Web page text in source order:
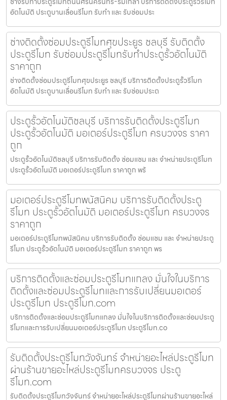
อัตโนมัติ ประตูบานเลื่อนรีโมท รับทำ และ รับซ่อมประ
ช่างติดตั้งซ่อมประตูรีโมทศุขประยูร ชลบุรี รับติดตั้ง
ประตูรีโมท รับซ่อมประตูรีโมทรับทำประตูรั้วอัตโนมัติ
ราคาถูก
ช่างติดตั้งซ่อมประตูรีโมทศุขประยูร ชลบุรี บริการติดตั้งประตูรั้วรีโมท
อัตโนมัติ ประตูบานเลื่อนรีโมท รับทำ และ รับซ่อมประต
ประตูรั้วอัตโนมัติชลบุรี บริการรับติดตั้งประตูรีโมท
ประตูรั้วอัตโนมัติ มอเตอร์ประตูรีโมท ครบวงจร ราคา
ถูก
ประตูรั้วอัตโนมัติชลบุรี บริการรับติดตั้ง ซ่อมแซม และ จำหน่ายประตูรีโมท
ประตูรั้วอัตโนมัติ มอเตอร์ประตูรีโมท ราคาถูก พร้
มอเตอร์ประตูรีโมทพนัสนิคม บริการรับติดตั้งประตู
รีโมท ประตูรั้วอัตโนมัติ มอเตอร์ประตูรีโมท ครบวงจร
ราคาถูก
มอเตอร์ประตูรีโมทพนัสนิคม บริการรับติดตั้ง ซ่อมแซม และ จำหน่ายประตู
รีโมท ประตูรั้วอัตโนมัติ มอเตอร์ประตูรีโมท ราคาถูก พร
บริการติดตั้งและซ่อมประตูรีโมทแกลง มั่นใจในบริการ
ติดตั้งและซ่อมประตูรีโมทและการรับเปลี่ยนมอเตอร์
ประตูรีโมท ประตูรีโมท.com
บริการติดตั้งและซ่อมประตูรีโมทแกลง มั่นใจในบริการติดตั้งและซ่อมประตู
รีโมทและการรับเปลี่ยนมอเตอร์ประตูรีโมท ประตูรีโมท.co
รับติดตั้งประตูรีโมทวังจันทร์ จำหน่ายอะไหล่ประตูรีโมท
ผ่านร้านขายอะไหล่ประตูรีโมทครบวงจร ประตู
รีโมท.com
รับติดตั้งประตูรีโมทวังจันทร์ จำหน่ายอะไหล่ประตูรีโมทผ่านร้านขายอะไหล่